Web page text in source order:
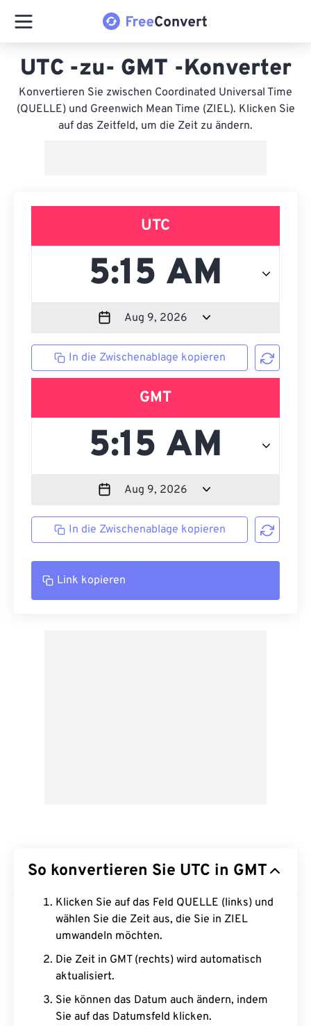
UTC -zu- GMT -Konverter
Konvertieren Sie zwischen Coordinated Universal Time
(QUELLE) und Greenwich Mean Time (ZIEL). Klicken Sie
auf das Zeitfeld, um die Zeit zu ändern.
UTC
In die Zwischenablage kopieren
GMT
In die Zwischenablage kopieren
Link kopieren
So konvertieren Sie UTC in GMT
Klicken Sie auf das Feld QUELLE (links) und
wählen Sie die Zeit aus, die Sie in ZIEL
umwandeln möchten.
Die Zeit in GMT (rechts) wird automatisch
aktualisiert.
Sie können das Datum auch ändern, indem
Sie auf das Datumsfeld klicken.